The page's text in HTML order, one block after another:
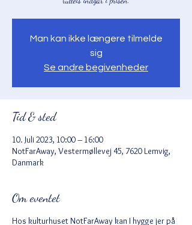
Man kan ikke længere tilmelde
sig
Se andre begivenheder
Tid & sted
10. Juli 2023, 10:00 – 16:00
NotFarAway, Vestermøllevej 45, 7620 Lemvig,
Danmark
Om eventet
Hos kulturhuset NotFarAway kan I hygge jer på